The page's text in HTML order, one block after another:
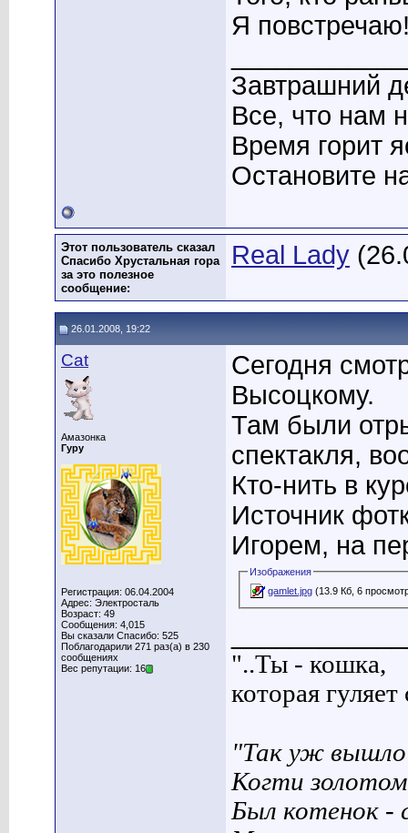
Я
Завтрашний
Все, что нам
Время горит
Остановите
Этот пользователь сказал
Спасибо Хрустальная гора
за это полезное
сообщение:
Real Lady
26.01.2008, 19:22
Cat
Амазонка
Гуру
Регистрация: 06.04.2004
Адрес: Электросталь
Возраст: 49
Сообщения: 4,015
Вы сказали Спасибо: 525
Поблагодарили 271 раз(а) в 230
сообщениях
Вес репутации: 16
Сегодня
Высоцкому.
Там были
спектакля,
Кто-нить в
Источник
Игорем, на
Изображения
gamlet.jpg (13.9 Кб, 6
"..Ты - кошка,
которая
"Так уж вышло
Когти
Был котенок -